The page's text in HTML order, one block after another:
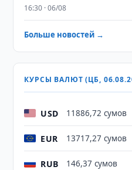
16:30 · 06/08
Больше новостей →
КУРСЫ ВАЛЮТ (ЦБ,
USD 11886,72 сумов
EUR 13717,27 сумов
RUB 146,37 сумов